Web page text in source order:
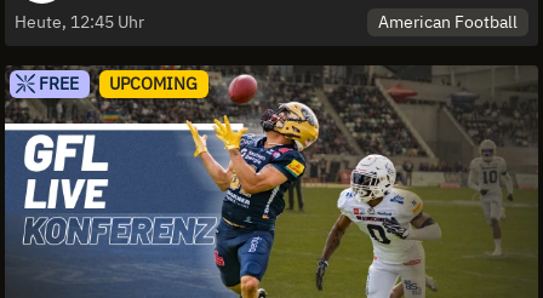
Heute, 12:45 Uhr American Football
FREE UPCOMING